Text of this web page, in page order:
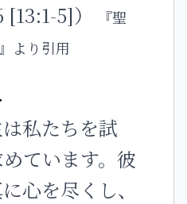
[13:1-5]）
『聖
より引用
私たちを試
ています。彼
心を尽くし、